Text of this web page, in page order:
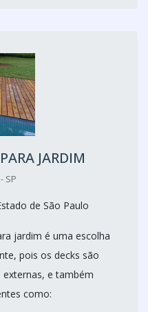
JARDIM
SP
de São Paulo
jardim é uma escolha
pois os decks são
externas, e também
como: